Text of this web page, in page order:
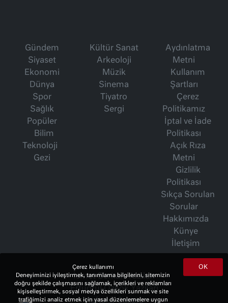
Gündem
Siyaset
Ekonomi
Dünya
Spor
Sağlık
Popüler
Bilim
Teknoloji
Gezi
Kültür Sanat
Arkeoloji
Müzik
Sinema
Tiyatro
Sergi
Aydınlatma
Metni
Kullanım
Şartları
Çerez
Politikamız
İptal ve İade
Politikası
Açık Rıza
Metni
Gizlilik
Politikası
Sıkça Sorulan
Sorular
Hakkımızda
Künye
İletişim
İsmet Berkan Yazıları
Ertuğrul Özkök Yazıları
Haftalık Gazete
OK
Çerez kullanımı
Deneyiminizi iyileştirmek, tanımlama bilgilerini, sitemizin
doğru şekilde çalışmasını sağlamak, içerikleri ve reklamları
kişiselleştirmek, sosyal medya özellikleri sunmak ve site
trafiğimizi analiz etmek için yasal düzenlemelere uygun